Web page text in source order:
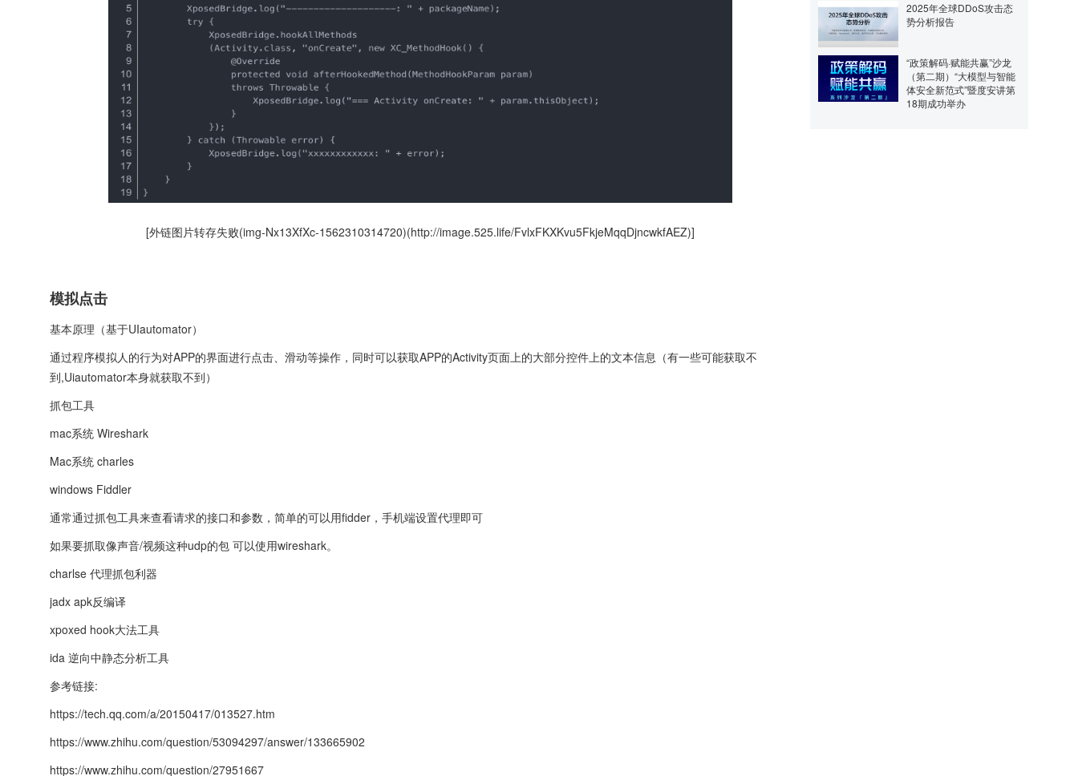
2025年全球DDoS攻击态
势分析报告
“政策解码·赋能共赢”沙龙
（第二期）“大模型与智能
体安全新范式”暨度安讲第
18期成功举办
[外链图片转存失败(img-Nx13XfXc-1562310314720)(http://image.525.life/FvlxFKXKvu5FkjeMqqDjncwkfAEZ)]
模拟点击
基本原理（基于UIautomator）
通过程序模拟人的行为对APP的界面进行点击、滑动等操作，同时可以获取APP的Activity页面上的大部分控件上的文本信息（有一些可能获取不
到,Uiautomator本身就获取不到）
抓包工具
mac系统 Wireshark
Mac系统 charles
windows Fiddler
通常通过抓包工具来查看请求的接口和参数，简单的可以用fidder，手机端设置代理即可
如果要抓取像声音/视频这种udp的包 可以使用wireshark。
charlse 代理抓包利器
jadx apk反编译
xpoxed hook大法工具
ida 逆向中静态分析工具
参考链接:
https://tech.qq.com/a/20150417/013527.htm
https://www.zhihu.com/question/53094297/answer/133665902
https://www.zhihu.com/question/27951667